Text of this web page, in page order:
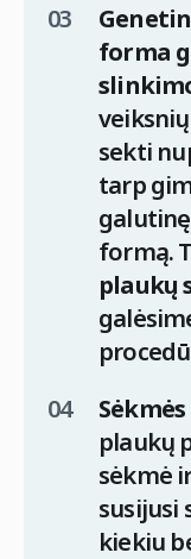
forma
sekti
tarp
formą.
plaukų
plaukų
sėkmė
susijusi
kiekiu